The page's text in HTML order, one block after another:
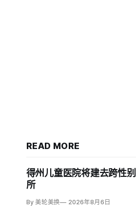
READ MORE
得州儿童医院将建去跨性
所
By 美轮美换 2026年8月6日